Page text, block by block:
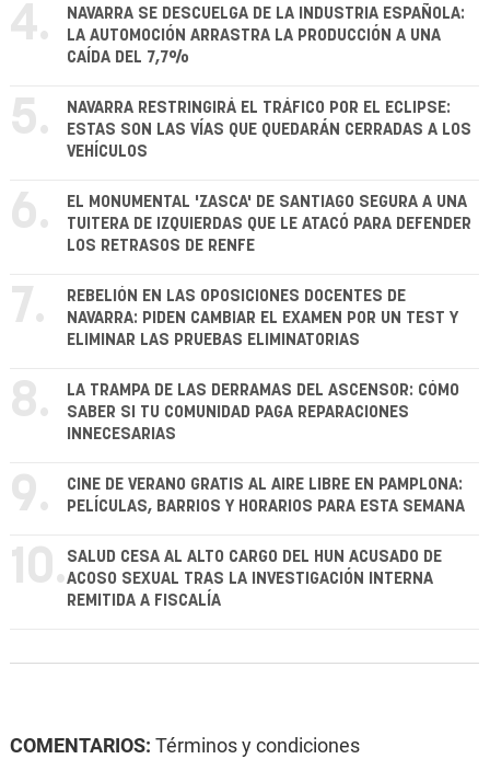
4.
NAVARRA SE DESCUELGA DE LA INDUSTRIA ESPAÑOLA:
LA AUTOMOCIÓN ARRASTRA LA PRODUCCIÓN A UNA
CAÍDA DEL 7,7%
5.
NAVARRA RESTRINGIRÁ EL TRÁFICO POR EL ECLIPSE:
ESTAS SON LAS VÍAS QUE QUEDARÁN CERRADAS A LOS
VEHÍCULOS
6.
EL MONUMENTAL 'ZASCA' DE SANTIAGO SEGURA A UNA
TUITERA DE IZQUIERDAS QUE LE ATACÓ PARA DEFENDER
LOS RETRASOS DE RENFE
7.
REBELIÓN EN LAS OPOSICIONES DOCENTES DE
NAVARRA: PIDEN CAMBIAR EL EXAMEN POR UN TEST Y
ELIMINAR LAS PRUEBAS ELIMINATORIAS
8.
LA TRAMPA DE LAS DERRAMAS DEL ASCENSOR: CÓMO
SABER SI TU COMUNIDAD PAGA REPARACIONES
INNECESARIAS
9.
CINE DE VERANO GRATIS AL AIRE LIBRE EN PAMPLONA:
PELÍCULAS, BARRIOS Y HORARIOS PARA ESTA SEMANA
10. SALUD CESA AL ALTO CARGO DEL HUN ACUSADO DE
ACOSO SEXUAL TRAS LA INVESTIGACIÓN INTERNA
REMITIDA A FISCALÍA
COMENTARIOS: Términos y condiciones